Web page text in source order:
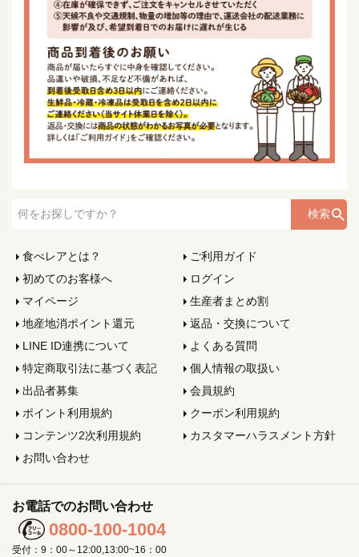
検索
食べレアとは？
ご利用ガイド
初めてのお客様へ
ログイン
マイページ
生産者まとめ割
地産地消ポイント還元
返品・交換について
LINE ID連携について
よくある質問
特定商取引法に基づく表記
個人情報の取扱い
出品者募集
会員規約
ポイント利用規約
クーポン利用規約
コンテンツ2次利用規約
カスタマーハラスメント方針
お問い合わせ
お電話でのお問い合わせ
0800-100-1004
受付：9：00～12:00,13:00~16：00